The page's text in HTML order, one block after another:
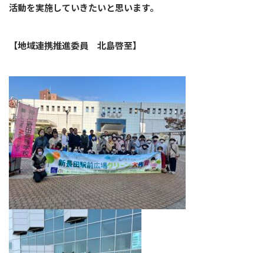
活動を実施していきたいと思います。
【地域連携推進委員 北島啓至】